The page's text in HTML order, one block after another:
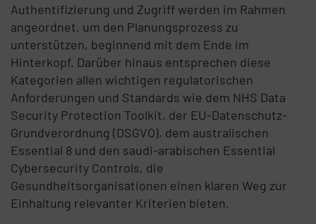
Authentifizierung und Zugriff werden im Rahmen
angeordnet, um den Planungsprozess zu
unterstützen, beginnend mit dem Ende im
Hinterkopf. Darüber hinaus entsprechen diese
Kategorien allen wichtigen regulatorischen
Anforderungen und Standards wie dem NHS Data
Security Protection Toolkit, der EU-Datenschutz-
Grundverordnung (DSGVO), dem australischen
Essential 8 und den saudi-arabischen Essential
Cybersecurity Controls, die
Gesundheitsorganisationen einen klaren Weg zur
Einhaltung relevanter Kriterien bieten.